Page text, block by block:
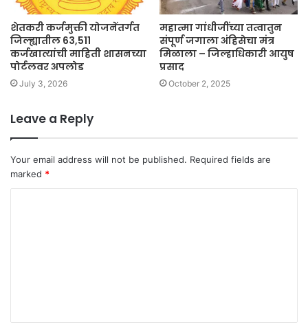
शेतकरी कर्जमुक्ती योजनेंतर्गत
जिल्ह्यातील 63,511
कर्जखात्यांची माहिती शासनच्या
पोर्टलवर अपलोड
July 3, 2026
महात्मा गांधीजींच्या तत्वातुन
संपूर्ण जगाला अंहिसेचा मंत्र
मिळाला – जिल्हाधिकारी आयुष
प्रसाद
October 2, 2025
Leave a Reply
Your email address will not be published. Required fields are
marked *
t